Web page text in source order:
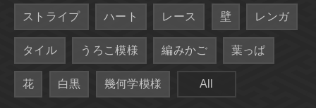
ストライプ ハート レース 壁 レンガ
タイル うろこ模様 編みかご 葉っぱ
花 白黒 幾何学模様 All